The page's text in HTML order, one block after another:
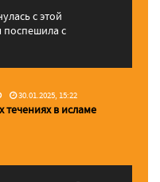
с этой
с
30.01.2025, 15:22
течениях в исламе